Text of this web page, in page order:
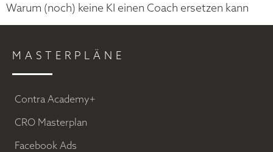
Warum (noch) keine KI einen Coach ersetzen kann
MASTERPLÄNE
Contra Academy+
CRO Masterplan
Facebook Ads